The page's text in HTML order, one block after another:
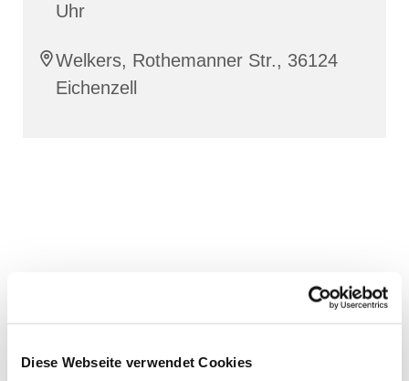
Diese Webseite verwendet Cookies
Uhr
Welkers, Rothemanner Str., 36124
Eichenzell